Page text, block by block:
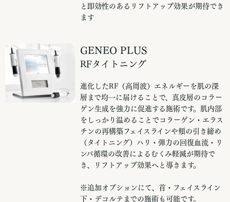
と即効性のあるリフトアップ効果が期待でき
ます
GENEO PLUS
RFタイトニング
進化したRF（高周波）エネルギーを肌の深
層まで均一に届けることで、真皮層のコラー
ゲン生成を強力に促進する施術です。肌内部
をしっかり温めることでコラーゲン・エラス
チンの再構築フェイスラインや頬の引き締め
（タイトニング）ハリ・弾力の回復血流・リ
ンパ循環の改善によるむくみ軽減が期待で
き、リフトアップ効果へと導きます。
※追加オプションにて、首・フェイスライン
下・デコルテまでの施術も可能です。